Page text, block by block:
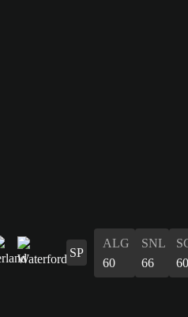
SP
ALG
60
SNL
66
60